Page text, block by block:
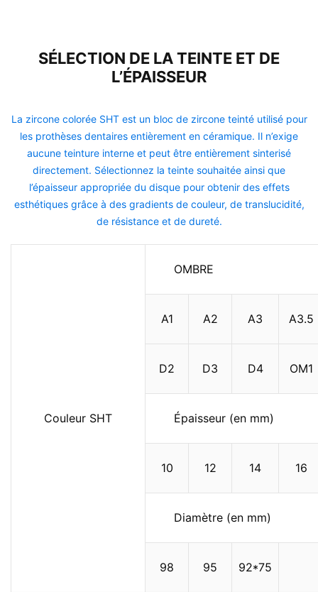
SÉLECTION DE LA TEINTE ET DE
L’ÉPAISSEUR
La zircone colorée SHT est un bloc de zircone teinté utilisé pour
les prothèses dentaires entièrement en céramique. Il n’exige
aucune teinture interne et peut être entièrement sinterisé
directement. Sélectionnez la teinte souhaitée ainsi que
l’épaisseur appropriée du disque pour obtenir des effets
esthétiques grâce à des gradients de couleur, de translucidité,
de résistance et de dureté.
Couleur SHT
OMBRE
A1 A2 A3 A3.5
D2 D3 D4 OM1
Épaisseur (en mm)
10 12 14 16
Diamètre (en mm)
98 95 92*75